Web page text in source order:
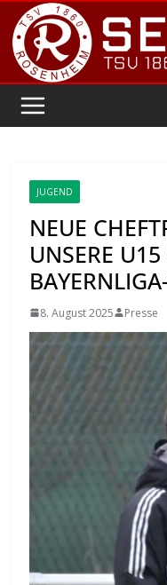
Zum
Inhalt
springen
JUGEND
NEUE
UNSERE
8. August 2025 Presse